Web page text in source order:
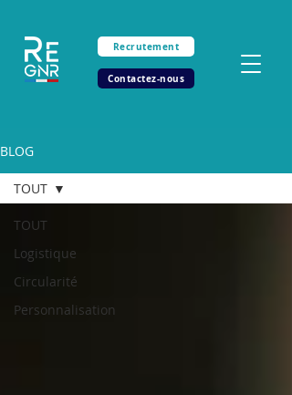
Recrutement
Contactez-nous
BLOG
TOUT
Logistique
Circularité
Personnalisation
TOUT